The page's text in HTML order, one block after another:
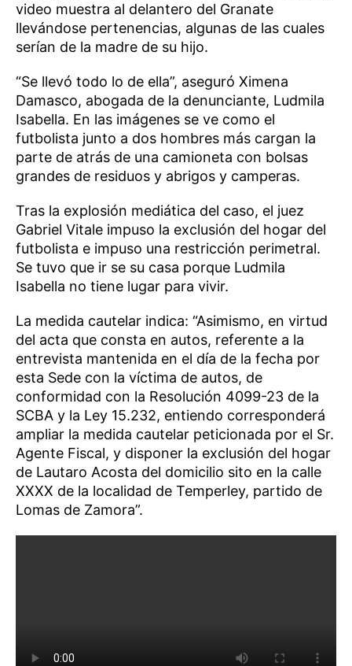
video muestra al delantero del Granate
llevándose pertenencias, algunas de las cuales
serían de la madre de su hijo.
“Se llevó todo lo de ella”, aseguró Ximena
Damasco, abogada de la denunciante, Ludmila
Isabella. En las imágenes se ve como el
futbolista junto a dos hombres más cargan la
parte de atrás de una camioneta con bolsas
grandes de residuos y abrigos y camperas.
Tras la explosión mediática del caso, el juez
Gabriel Vitale impuso la exclusión del hogar del
futbolista e impuso una restricción perimetral.
Se tuvo que ir se su casa porque Ludmila
Isabella no tiene lugar para vivir.
La medida cautelar indica: “Asimismo, en virtud
del acta que consta en autos, referente a la
entrevista mantenida en el día de la fecha por
esta Sede con la víctima de autos, de
conformidad con la Resolución 4099-23 de la
SCBA y la Ley 15.232, entiendo corresponderá
ampliar la medida cautelar peticionada por el Sr.
Agente Fiscal, y disponer la exclusión del hogar
de Lautaro Acosta del domicilio sito en la calle
XXXX de la localidad de Temperley, partido de
Lomas de Zamora”.